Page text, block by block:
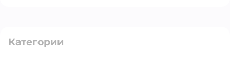
Категории